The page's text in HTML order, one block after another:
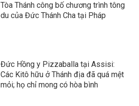
Tòa Thánh công bố chương trình tông
du của Đức Thánh Cha tại Pháp
Đức Hồng y Pizzaballa tại Assisi:
Các Kitô hữu ở Thánh địa đã quá mệt
mỏi; họ chỉ mong có hòa bình